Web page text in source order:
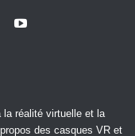
la réalité virtuelle et la
des casques VR et